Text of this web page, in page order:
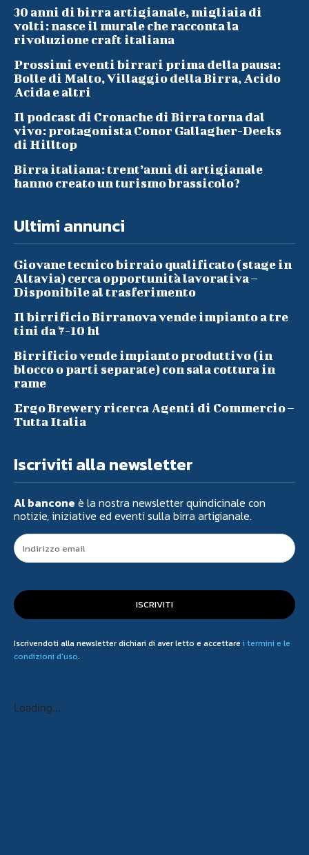
30 anni di birra artigianale, migliaia di
volti: nasce il murale che racconta la
rivoluzione craft italiana
Prossimi eventi birrari prima della pausa:
Bolle di Malto, Villaggio della Birra, Acido
Acida e altri
Il podcast di Cronache di Birra torna dal
vivo: protagonista Conor Gallagher-Deeks
di Hilltop
Birra italiana: trent’anni di artigianale
hanno creato un turismo brassicolo?
Ultimi annunci
Giovane tecnico birraio qualificato (stage in
Altavia) cerca opportunità lavorativa –
Disponibile al trasferimento
Il birrificio Birranova vende impianto a tre
tini da 7-10 hl
Birrificio vende impianto produttivo (in
blocco o parti separate) con sala cottura in
rame
Ergo Brewery ricerca Agenti di Commercio –
Tutta Italia
Iscriviti alla newsletter
Al bancone è la nostra newsletter quindicinale con
notizie, iniziative ed eventi sulla birra artigianale.
ISCRIVITI
Iscrivendoti alla newsletter dichiari di aver letto e accettare i termini e le
condizioni d'uso.
Loading...